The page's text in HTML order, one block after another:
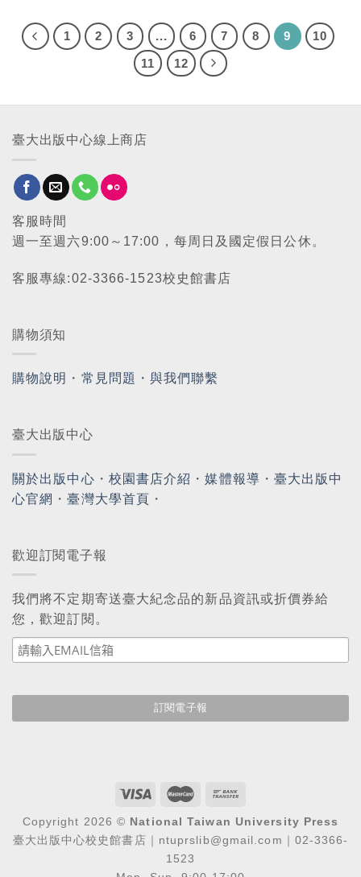
1 2 3 ... 6 7 8 9
10
11
12
臺大出版中心線上商店
客服時間
週一至週六9:00～17:00，每周日及國定假日公休。
客服專線:02-3366-1523校史館書店
購物須知
購物說明 ・ 常見問題 ・與我們聯繫
臺大出版中心
關於出版中心 ・ 校園書店介紹 ・媒體報導 ・ 臺大出版中
心官網 ・臺灣大學首頁 ・
歡迎訂閱電子報
我們將不定期寄送臺大紀念品的新品資訊或折價券給
您，歡迎訂閱。
Copyright 2026 © National Taiwan University Press
臺大出版中心校史館書店｜ntuprslib@gmail.com｜02-3366-
1523